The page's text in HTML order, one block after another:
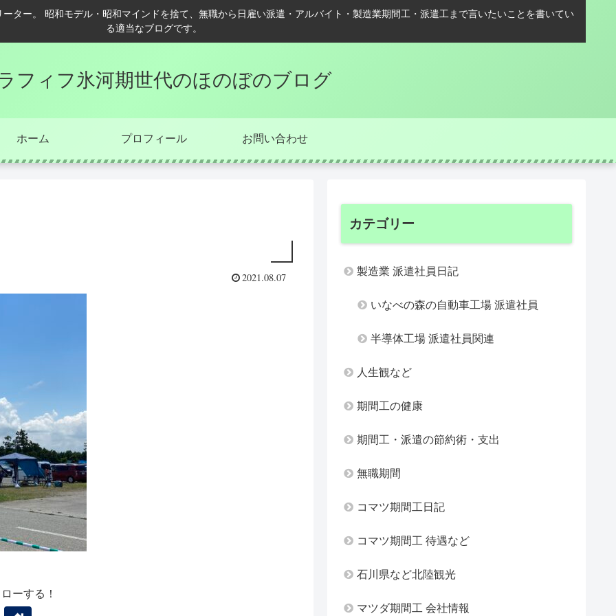
ター。 昭和モデル・昭和マインドを捨て、無職から日雇い派遣・アルバイト・製造業期間工・派遣工まで言いたいことを書いてい
る適当なブログです。
フィフ氷河期世代のほのぼのブログ
ホーム プロフィール お問い合わせ
2021.08.07
ーする！
カテゴリー
製造業 派遣社員日記
いなべの森の自動車工場 派遣社員
半導体工場 派遣社員関連
人生観など
期間工の健康
期間工・派遣の節約術・支出
無職期間
コマツ期間工日記
コマツ期間工 待遇など
石川県など北陸観光
マツダ期間工 会社情報